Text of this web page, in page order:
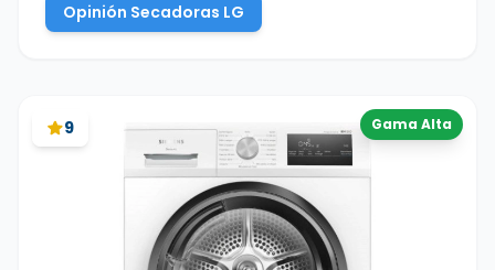
Opinión Secadoras LG
9 Gama Alta